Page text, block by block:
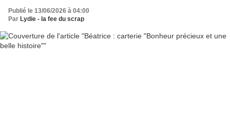
Publié le 13/06/2026 à 04:00
Par Lydie - la fee du scrap